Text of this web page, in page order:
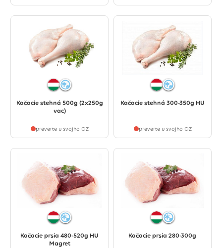
Kačacie stehná 500g (2x250g
vac)
preverte u svojho OZ
Kačacie stehná 300-350g HU
preverte u svojho OZ
Kačacie prsia 480-520g HU
Magret
Kačacie prsia 280-300g